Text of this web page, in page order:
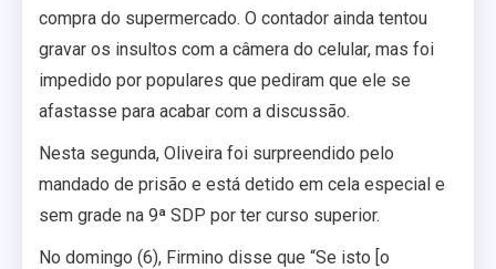
compra do supermercado. O contador ainda tentou
gravar os insultos com a câmera do celular, mas foi
impedido por populares que pediram que ele se
afastasse para acabar com a discussão.
Nesta segunda, Oliveira foi surpreendido pelo
mandado de prisão e está detido em cela especial e
sem grade na 9ª SDP por ter curso superior.
No domingo (6), Firmino disse que “Se isto [o